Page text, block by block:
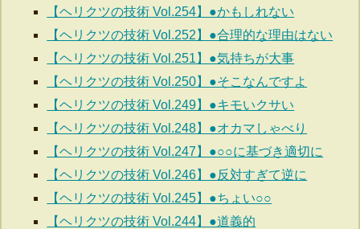
【ヘリクツの技術 Vol.254】●かもしれない
【ヘリクツの技術 Vol.252】●合理的な理由はない
【ヘリクツの技術 Vol.251】●気持ちが大事
【ヘリクツの技術 Vol.250】●そこなんですよ
【ヘリクツの技術 Vol.249】●キモいクサい
【ヘリクツの技術 Vol.248】●オカマしゃべり
【ヘリクツの技術 Vol.247】●○○に基づき適切に
【ヘリクツの技術 Vol.246】●反対すぎて逆に
【ヘリクツの技術 Vol.245】●ちょい○○
【ヘリクツの技術 Vol.244】●道義的